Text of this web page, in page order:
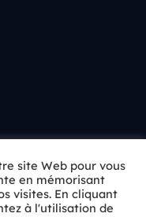
site Web pour vous
en mémorisant
visites. En cliquant
à l'utilisation de